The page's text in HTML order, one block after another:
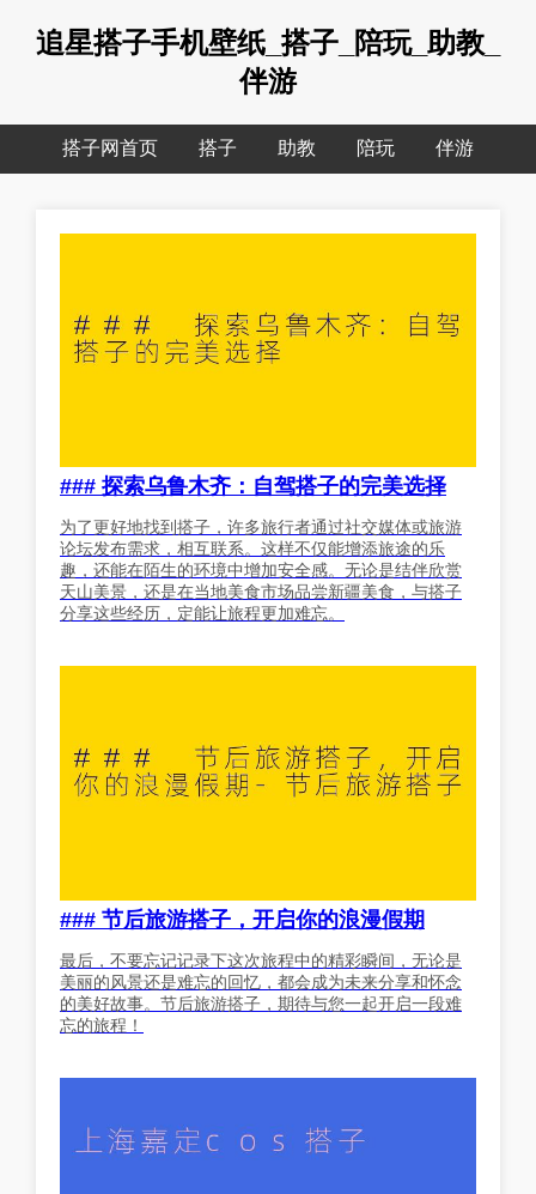
追星搭子手机壁纸_搭子_陪玩_助教_
伴游
搭子网首页 搭子 助教 陪玩 伴游
### 探索乌鲁木齐：自驾搭子的完美选择
为了更好地找到搭子，许多旅行者通过社交媒体或旅游
论坛发布需求，相互联系。这样不仅能增添旅途的乐
趣，还能在陌生的环境中增加安全感。无论是结伴欣赏
天山美景，还是在当地美食市场品尝新疆美食，与搭子
分享这些经历，定能让旅程更加难忘。
### 节后旅游搭子，开启你的浪漫假期
最后，不要忘记记录下这次旅程中的精彩瞬间，无论是
美丽的风景还是难忘的回忆，都会成为未来分享和怀念
的美好故事。节后旅游搭子，期待与您一起开启一段难
忘的旅程！